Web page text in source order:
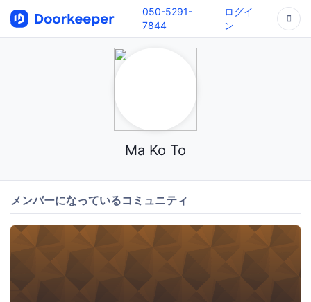
050-5291-
7844
ログイ
ン
Ma Ko To
メンバーになっているコミュニティ